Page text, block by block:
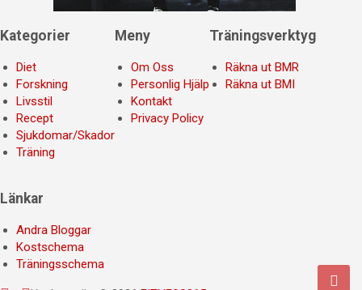
Kategorier
Diet
Forskning
Livsstil
Recept
Sjukdomar/Skador
Träning
Meny
Om Oss
Personlig Hjälp
Kontakt
Privacy Policy
Träningsverktyg
Räkna ut BMR
Räkna ut BMI
Länkar
Andra Bloggar
Kostschema
Träningsschema